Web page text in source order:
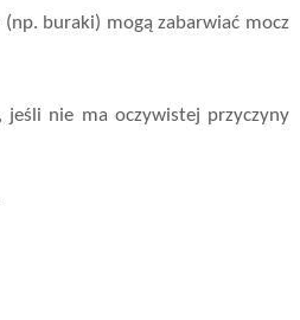
buraki) mogą zabarwiać mocz
jeśli nie ma oczywistej przyczyny